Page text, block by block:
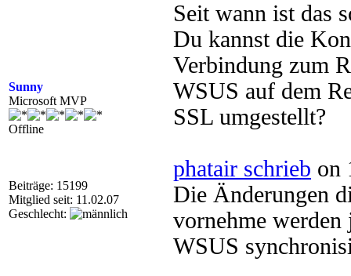
Sunny
Microsoft MVP
Offline
Beiträge: 15199
Mitglied seit: 11.02.07
Geschlecht:
Seit wann ist das
Du kannst die
Verbindung zum
WSUS auf dem
SSL umgestellt?
phatair schrieb on
Die Änderungen
vornehme
WSUS